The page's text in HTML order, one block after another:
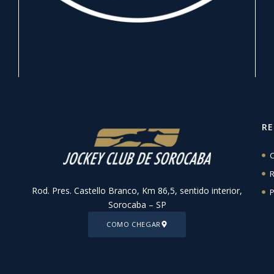
Rod. Pres. Castello Branco, Km 86,5, sentido interior,
Sorocaba – SP
COMO CHEGAR